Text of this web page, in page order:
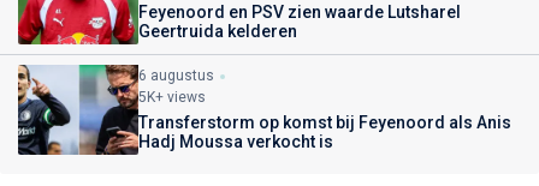
Feyenoord en PSV zien waarde Lutsharel
Geertruida kelderen
6 augustus
5K+ views
Transferstorm op komst bij Feyenoord als Anis
Hadj Moussa verkocht is